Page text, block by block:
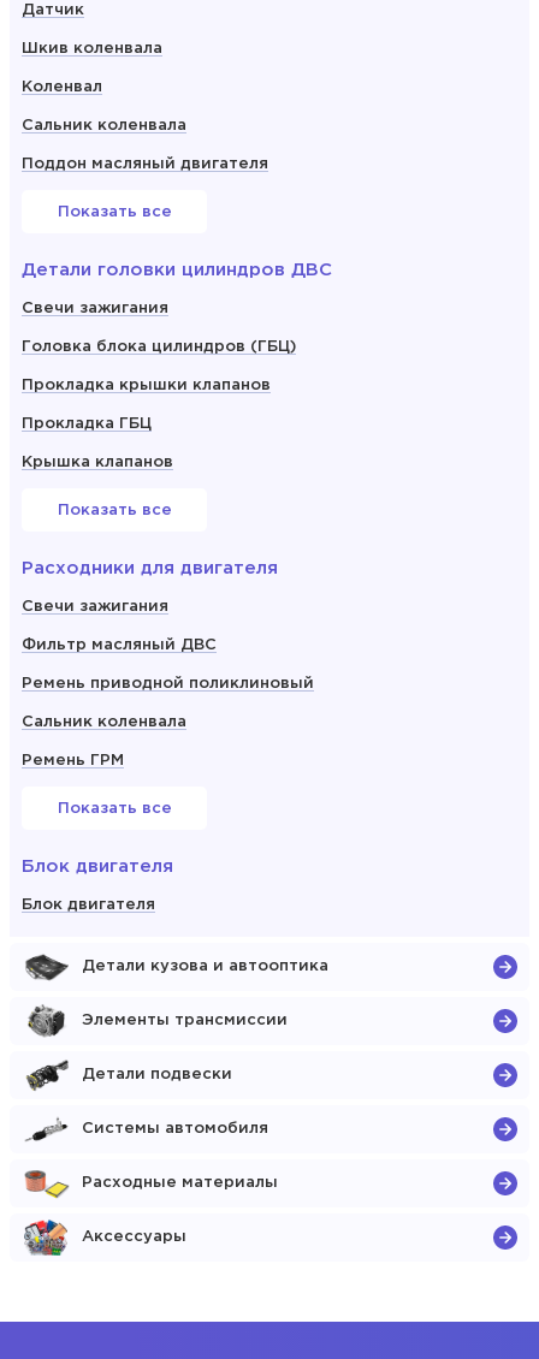
Датчик
Шкив коленвала
Коленвал
Сальник коленвала
Поддон масляный двигателя
Показать все
Детали головки цилиндров ДВС
Свечи зажигания
Головка блока цилиндров (ГБЦ)
Прокладка крышки клапанов
Прокладка ГБЦ
Крышка клапанов
Показать все
Расходники для двигателя
Свечи зажигания
Фильтр масляный ДВС
Ремень приводной поликлиновый
Сальник коленвала
Ремень ГРМ
Показать все
Блок двигателя
Блок двигателя
Детали кузова и автооптика
Элементы трансмиссии
Детали подвески
Системы автомобиля
Расходные материалы
Аксессуары